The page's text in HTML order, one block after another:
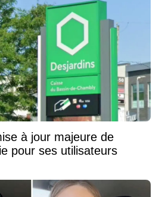
à jour majeure de
pour ses utilisateurs